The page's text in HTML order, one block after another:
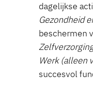
dagelijkse
Gezondheid
beschermen
Werk (alleen
succesvol